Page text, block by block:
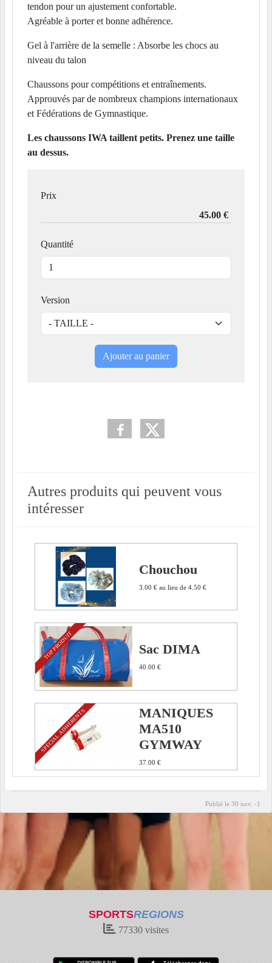
tendon pour un ajustement confortable.
Agréable à porter et bonne adhérence.
Gel à l'arrière de la semelle : Absorbe les chocs au
niveau du talon
Chaussons pour compétitions et entraînements.
Approuvés par de nombreux champions internationaux
et Fédérations de Gymnastique.
Les chaussons IWA taillent petits. Prenez une taille
au dessus.
Prix
Quantité
Version
Ajouter au panier
Autres produits qui peuvent vous
intéresser
Chouchou
3.00 € au lieu de 4.50 €
Sac DIMA
40.00 €
TOP PRODUIT
MANIQUES
MA510
GYMWAY
37.00 €
SPÉCIAL ADHÉRENTS
Publié le 30 nov. -1
SPORTSREGIONS
77330 visites